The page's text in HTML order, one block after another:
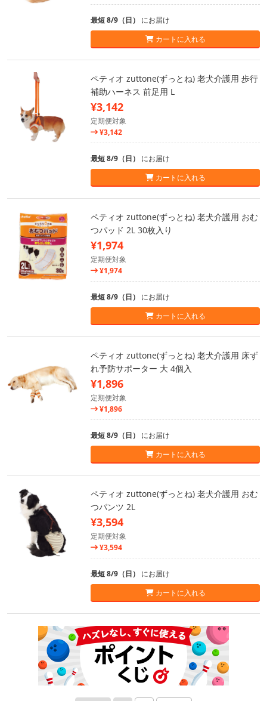
最短 8/9（日） にお届け
カートに入れる
ペティオ zuttone(ずっとね) 老犬介護用 歩行
補助ハーネス 前足用 L
¥3,142
定期便対象
¥3,142
最短 8/9（日） にお届け
カートに入れる
ペティオ zuttone(ずっとね) 老犬介護用 おむ
つパッド 2L 30枚入り
¥1,974
定期便対象
¥1,974
最短 8/9（日） にお届け
カートに入れる
ペティオ zuttone(ずっとね) 老犬介護用 床ず
れ予防サポーター 大 4個入
¥1,896
定期便対象
¥1,896
最短 8/9（日） にお届け
カートに入れる
ペティオ zuttone(ずっとね) 老犬介護用 おむ
つパンツ 2L
¥3,594
定期便対象
¥3,594
最短 8/9（日） にお届け
カートに入れる